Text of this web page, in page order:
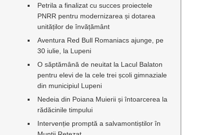
Petrila a finalizat cu succes proiectele
PNRR pentru modernizarea și dotarea
unităților de învățământ
Aventura Red Bull Romaniacs ajunge, pe
30 iulie, la Lupeni
O săptămână de neuitat la Lacul Balaton
pentru elevi de la cele trei școli gimnaziale
din municipiul Lupeni
Nedeia din Poiana Muierii și întoarcerea la
rădăcinile timpului
Intervenție promptă a salvamontiștilor în